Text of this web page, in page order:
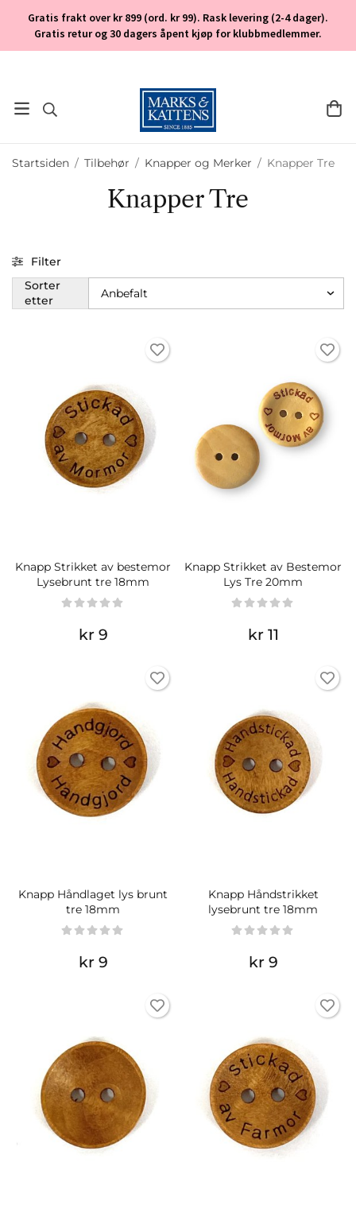
Gratis frakt over kr 899 (ord. kr 99). Rask levering (2-4 dager).
Gratis retur og 30 dagers åpent kjøp for klubbmedlemmer.
Startsiden / Tilbehør / Knapper og Merker / Knapper Tre
Knapper Tre
Filter
Sorter
etter
Knapp Strikket av bestemor
Lysebrunt tre 18mm
kr 9
Knapp Strikket av Bestemor
Lys Tre 20mm
kr 11
Knapp Håndlaget lys brunt
tre 18mm
kr 9
Knapp Håndstrikket
lysebrunt tre 18mm
kr 9